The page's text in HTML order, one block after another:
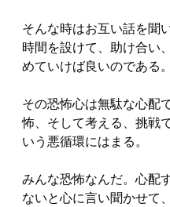
そんな時はお互い話を聞
時間を設けて、助け合い
めていけば良いのである。
その恐怖心は無駄な心配
怖、そして考える、挑戦
いう悪循環にはまる。
みんな恐怖なんだ。心配
ないと心に言い聞かせて